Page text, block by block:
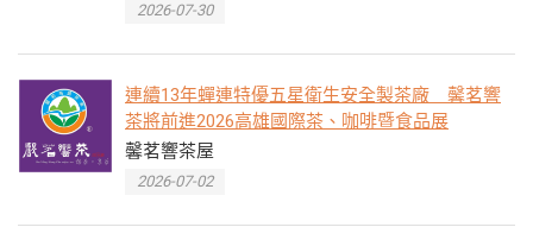
2026-07-30
連續13年蟬連特優五星衛生安全製茶廠 馨茗響
茶將前進2026高雄國際茶、咖啡暨食品展
馨茗響茶屋
2026-07-02